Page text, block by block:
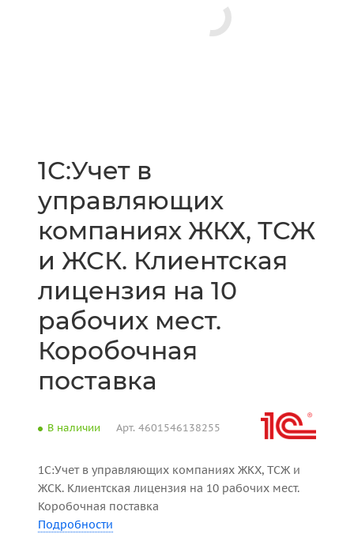
1С:Учет в
управляющих
компаниях ЖКХ, ТСЖ
и ЖСК. Клиентская
лицензия на 10
рабочих мест.
Коробочная
поставка
В наличии Арт. 4601546138255
1С:Учет в управляющих компаниях ЖКХ, ТСЖ и
ЖСК. Клиентская лицензия на 10 рабочих мест.
Коробочная поставка
Подробности